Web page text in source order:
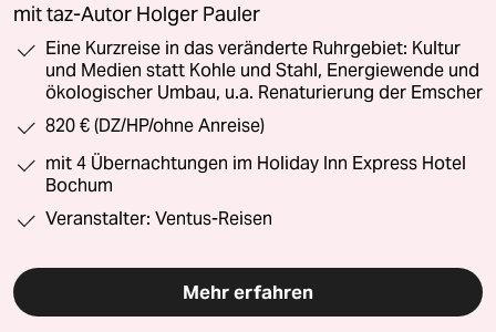
mit taz-Autor Holger Pauler
Eine Kurzreise in das veränderte Ruhrgebiet: Kultur
und Medien statt Kohle und Stahl, Energiewende und
ökologischer Umbau, u.a. Renaturierung der Emscher
820 € (DZ/HP/ohne Anreise)
mit 4 Übernachtungen im Holiday Inn Express Hotel
Bochum
Veranstalter: Ventus-Reisen
Mehr erfahren